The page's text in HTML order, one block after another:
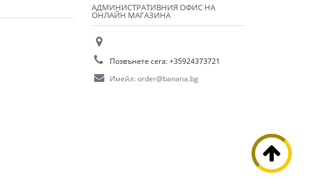
АДМИНИСТРАТИВНИЯ ОФИС НА
ОНЛАЙН МАГАЗИНА
Позвънете сега:+35924373721
Имейл:order@banana.bg